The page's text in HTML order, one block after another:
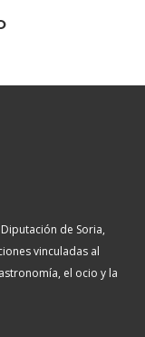
de Soria,
vinculadas al
el ocio y la